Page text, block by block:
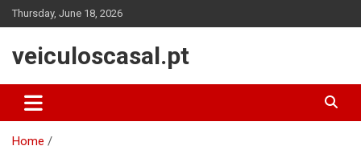
Skip
to
Thursday, June 18, 2026
veiculoscasal.pt
Home